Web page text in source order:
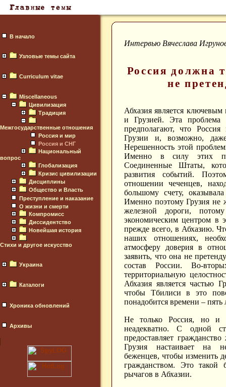
В начало
Узловые темы сайта
Curriculum vitae
Miscellaneous
Цивилизация
Традиция
Межгосударственные отношения
Россия и мир
Россия и СНГ
Национальный
вопрос
Глобализация
Кризис цивилизации
Дисциплины
Общество и Власть
Преступление и наказание
О жизни и смерти
Компромисс
Диссидентство
Новейшая история
Стихи и другое искусство
Украина
Каталоги
Хроника обновлений
Архивы
Интервью Вячеслава
Россия должна
не
Абхазия является
и Грузией. Эта
предполагают, что
Грузии и, возможно,
Нерешенность этой
Именно в силу этих
Соединенные Штаты,
развития событий.
отношении чеченцев,
большому счету,
Именно поэтому Грузия не
железной дороги,
экономическим центром в
прежде всего, в Абхазию.
наших отношениях,
атмосферу доверия в
заявить, что она не
состав России. Во-
территориальную
Абхазия является частью
чтобы Тбилиси в это
понадобится времени – пять
Не только Россия, но и
неадекватно. С одной
предоставляет
Грузия настаивает на
беженцев, чтобы изменить
гражданством. Это такой
рычагов в Абхазии.